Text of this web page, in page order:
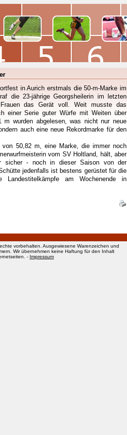
in Aurich erstmals die 50-m-Marke im
die 23-jährige Georgsheilerin im letzten
das Gerät voll. Weit musste das
einer Serie guter Würfe mit Weiten über
wurden abgelesen, was nicht nur neue
auch eine neue Rekordmarke für den
50,82 m, eine Marke, die immer noch
vom SV Holtland, hält, aber
sicher - noch in dieser Saison von der
jedenfalls ist bestens gerüstet für die
Landestitelkämpfe am Wochenende in
vorbehalten. Ausgewiesene Warenzeichen und
Wir übernehmen keine Haftung für den Inhalt
- Impressum